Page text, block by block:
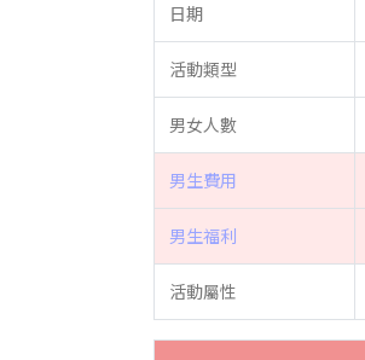
日期
活動類型
男女人數
男生費用
男生福利
活動屬性